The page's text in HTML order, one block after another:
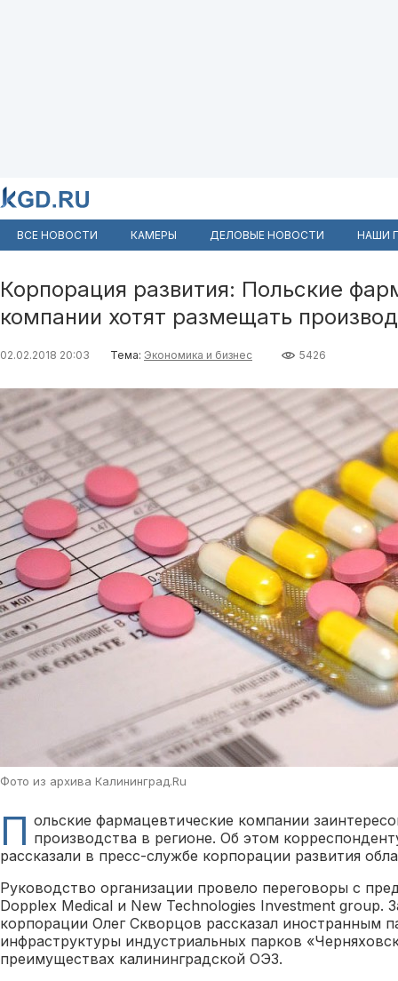
ВСЕ НОВОСТИ КАМЕРЫ ДЕЛОВЫЕ НОВОСТИ НАШИ
Корпорация развития: Польские
компании хотят размещать
02.02.2018 20:03 Тема: Экономика и бизнес 5426
Фото из архива Калининград.Ru
П ольские фармацевтические компании
производства в регионе. Об этом
рассказали в пресс-службе корпорации развития
Руководство организации провело переговоры с
Dopplex Medical и New Technologies Investment group.
корпорации Олег Скворцов рассказал иностранным
инфраструктуры индустриальных парков
преимуществах калининградской ОЭЗ.